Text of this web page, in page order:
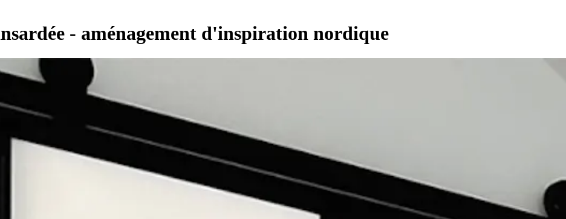
- aménagement d'inspiration nordique